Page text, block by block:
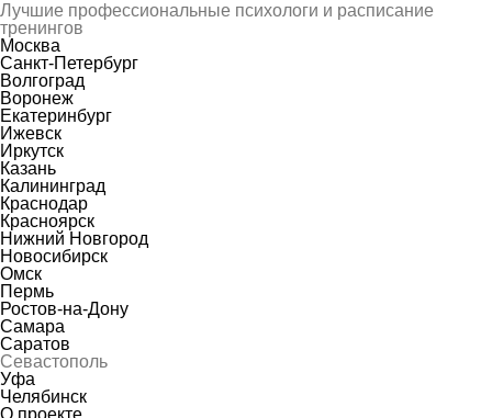
Лучшие профессиональные психологи и расписание
тренингов
Москва
Санкт-Петербург
Волгоград
Воронеж
Екатеринбург
Ижевск
Иркутск
Казань
Калининград
Краснодар
Красноярск
Нижний Новгород
Новосибирск
Омск
Пермь
Ростов-на-Дону
Самара
Саратов
Севастополь
Уфа
Челябинск
О проекте